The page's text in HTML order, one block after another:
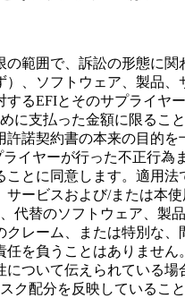
の範囲で、訴訟の形態に
、ソフトウェア、製品
するEFIとそのサプライヤ
に支払った金額に限るこ
許諾契約書の本来の目的
イヤーが行った不正行為
ことに同意します。適用
サービスおよび/または本
代替のソフトウェア、製
クレーム、または特別な
任を負うことはありませ
について伝えられている
ク配分を反映しているこ